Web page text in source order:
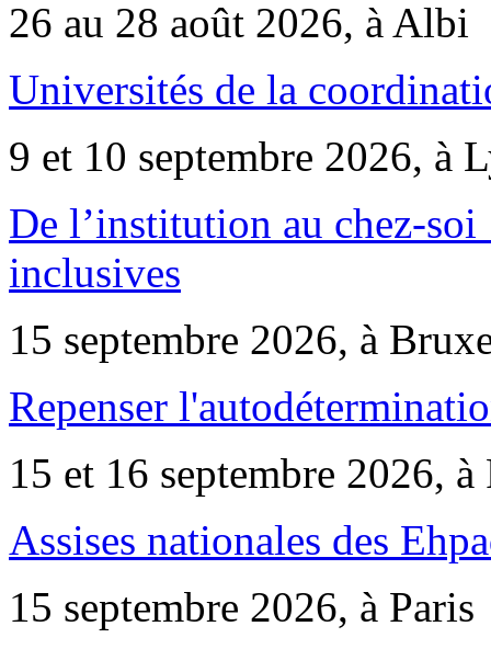
26 au 28 août 2026, à Albi
Universités de la
9 et 10 septembre 2026, à
De l’institution au chez-
inclusives
15 septembre 2026, à
Repenser
15 et 16 septembre 2026, à
Assises nationales des
15 septembre 2026, à Paris